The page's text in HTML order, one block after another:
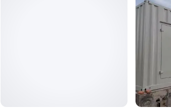
普通涂层 重
风
约
工业场景推荐模块化设计的工业储